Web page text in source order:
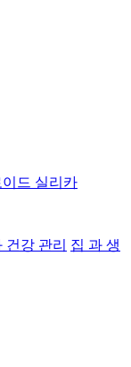
이드 실리카
건강 관리 집 과 생